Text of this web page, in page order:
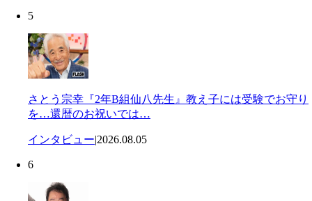
5
さとう宗幸『2年B組仙八先生』教え子には受験でお守り
を…還暦のお祝いでは…
インタビュー|2026.08.05
6